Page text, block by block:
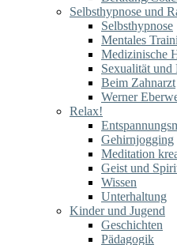
Selbsthypnose und
Selbsthypnose
Mentales
Medizinische
Sexualität und
Beim Zahnarzt
Werner
Relax!
Gehirnjogging
Meditation
Geist und
Wissen
Unterhaltung
Kinder und Jugend
Geschichten
Pädagogik